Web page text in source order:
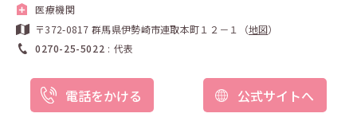
医療機関
〒372-0817 群馬県伊勢崎市連取本町１２－１（地図）
0270-25-5022
代表
電話をかける 公式サイトへ